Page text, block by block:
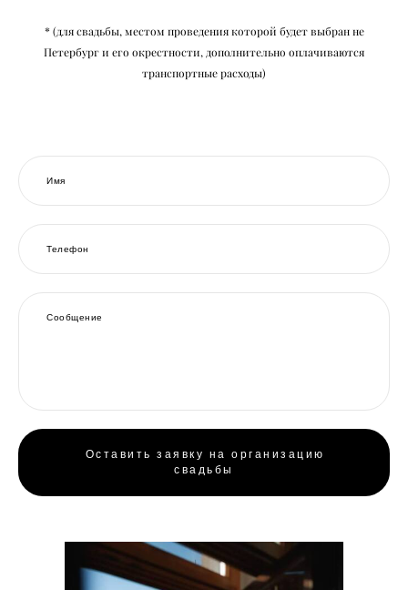
* (для свадьбы, местом проведения которой будет выбран не
Петербург и его окрестности, дополнительно оплачиваются
транспортные расходы)
Имя
Телефон
Сообщение
Оставить заявку на организацию
свадьбы